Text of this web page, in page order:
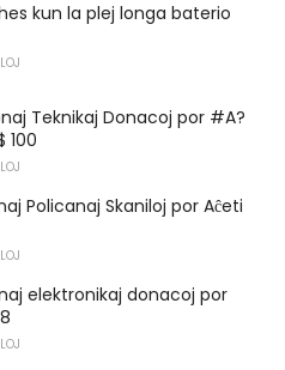
kun la plej longa baterio
Teknikaj Donacoj por #A?
100
Policanaj Skaniloj por Aĉeti
elektronikaj donacoj por